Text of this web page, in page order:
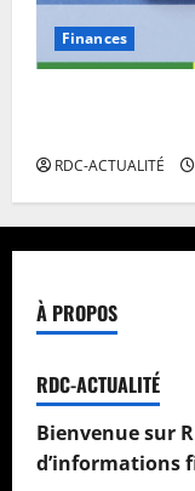
Finances
RDC-ACTUALITÉ
À PROPOS
RDC-ACTUALITÉ
Bienvenue sur
d’informations